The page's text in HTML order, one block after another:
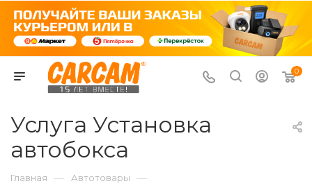
0
Услуга Установка
автобокса
Главная — Автотовары —